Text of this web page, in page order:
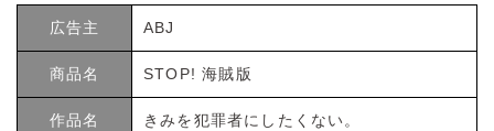
広告主 ABJ
商品名 STOP! 海賊版
作品名 きみを犯罪者にしたくない。